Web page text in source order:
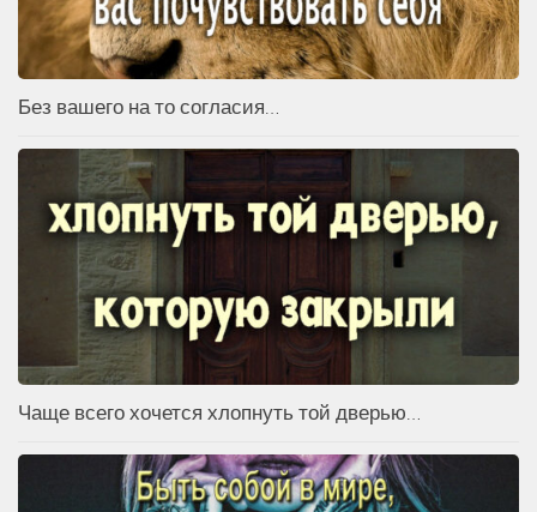
Без вашего на то согласия…
Чаще всего хочется хлопнуть той дверью…